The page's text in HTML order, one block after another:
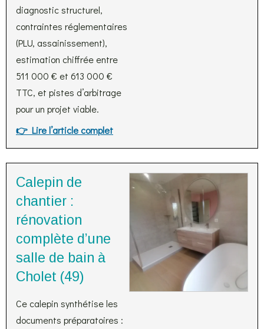
diagnostic structurel,
contraintes réglementaires
(PLU, assainissement),
estimation chiffrée entre
511 000 € et 613 000 €
TTC, et pistes d’arbitrage
pour un projet viable.
👉 Lire l’article complet
Calepin de
chantier :
rénovation
complète d’une
salle de bain à
Cholet (49)
Ce calepin synthétise les
documents préparatoires :